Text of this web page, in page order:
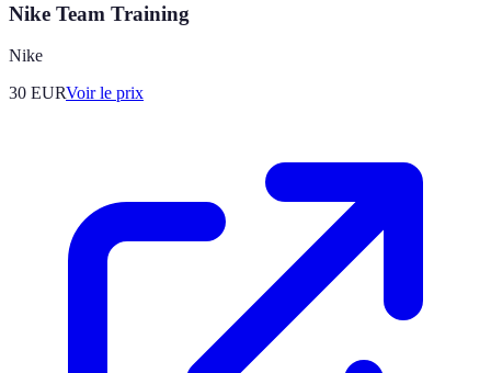
Nike Team Training
Nike
30 EURVoir le prix